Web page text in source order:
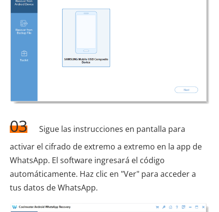
03
Sigue las instrucciones en pantalla para
activar el cifrado de extremo a extremo en la app de
WhatsApp. El software ingresará el código
automáticamente. Haz clic en "Ver" para acceder a
tus datos de WhatsApp.